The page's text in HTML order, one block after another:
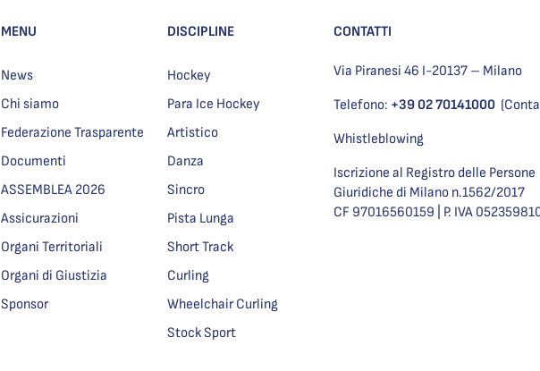
MENU
News
Chi siamo
Federazione Trasparente
Documenti
ASSEMBLEA 2026
Assicurazioni
Organi Territoriali
Organi di Giustizia
Sponsor
DISCIPLINE
Hockey
Para Ice Hockey
Artistico
Danza
Sincro
Pista Lunga
Short Track
Curling
Wheelchair Curling
Stock Sport
CONTATTI
Via Piranesi 46 I-20137 – Milano
Telefono: +39 02 70141000
Whistleblowing
Iscrizione al Registro delle Persone
Giuridiche di Milano n.1562/2017
CF 97016560159 | P. IVA